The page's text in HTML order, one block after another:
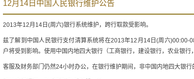
12月14日中国人民​银行维护公告
2013年12月14日(周六)银行系统维护，跨行取款受影响。
兹了解到中国人民银行支付清算系统将在2013年12月14日(周六)00:00-
户将受到影响。使用中国内地四大银行（工商银行，建设银行，农业银行
客服及财务部门仍然24小时办公，在银行维护期间，非中国内地四大银行